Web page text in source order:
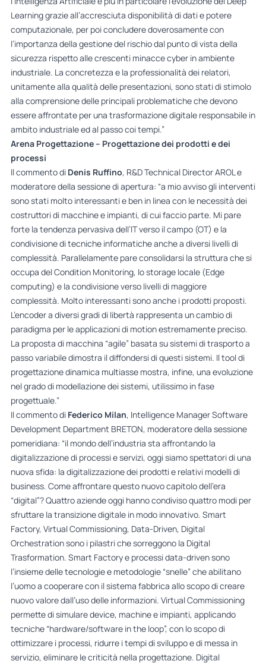
Learning grazie all’accresciuta disponibilità di dati e potere
computazionale, per poi concludere doverosamente con
l’importanza della gestione del rischio dal punto di vista della
sicurezza rispetto alle crescenti minacce cyber in ambiente
industriale. La concretezza e la professionalità dei relatori,
unitamente alla qualità delle presentazioni, sono stati di stimolo
alla comprensione delle principali problematiche che devono
essere affrontate per una trasformazione digitale responsabile in
ambito industriale ed al passo coi tempi.”
Arena Progettazione – Progettazione dei prodotti e dei
processi
Il commento diDenis Ruffino, R&D Technical Director AROL e
moderatore della sessione di apertura: “a mio avviso gli interventi
sono stati molto interessanti e ben in linea con le necessità dei
costruttori di macchine e impianti, di cui faccio parte. Mi pare
forte la tendenza pervasiva dell’IT verso il campo (OT) e la
condivisione di tecniche informatiche anche a diversi livelli di
complessità. Parallelamente pare consolidarsi la struttura che si
occupa del Condition Monitoring, lo storage locale (Edge
computing) e la condivisione verso livelli di maggiore
complessità. Molto interessanti sono anche i prodotti proposti.
L’encoder a diversi gradi di libertà rappresenta un cambio di
paradigma per le applicazioni di motion estremamente preciso.
La proposta di macchina “agile” basata su sistemi di trasporto a
passo variabile dimostra il diffondersi di questi sistemi. Il tool di
progettazione dinamica multiasse mostra, infine, una evoluzione
nel grado di modellazione dei sistemi, utilissimo in fase
progettuale.”
Il commento di Federico Milan, Intelligence Manager Software
Development Department BRETON, moderatore della sessione
pomeridiana: “il mondo dell’industria sta affrontando la
digitalizzazione di processi e servizi, oggi siamo spettatori di una
nuova sfida: la digitalizzazione dei prodotti e relativi modelli di
business. Come affrontare questo nuovo capitolo dell’era
“digital”? Quattro aziende oggi hanno condiviso quattro modi per
sfruttare la transizione digitale in modo innovativo. Smart
Factory, Virtual Commissioning, Data-Driven, Digital
Orchestration sono i pilastri che sorreggono la Digital
Trasformation. Smart Factory e processi data-driven sono
l’insieme delle tecnologie e metodologie “snelle” che abilitano
l’uomo a cooperare con il sistema fabbrica allo scopo di creare
nuovo valore dall’uso delle informazioni. Virtual Commissioning
permette di simulare device, machine e impianti, applicando
tecniche “hardware/software in the loop”, con lo scopo di
ottimizzare i processi, ridurre i tempi di sviluppo e di messa in
servizio, eliminare le criticità nella progettazione. Digital